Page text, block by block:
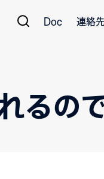
Doc 連絡
るの